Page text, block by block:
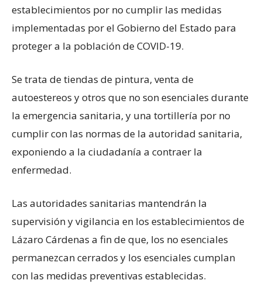
establecimientos por no cumplir las medidas
implementadas por el Gobierno del Estado para
proteger a la población de COVID-19.
Se trata de tiendas de pintura, venta de
autoestereos y otros que no son esenciales durante
la emergencia sanitaria, y una tortillería por no
cumplir con las normas de la autoridad sanitaria,
exponiendo a la ciudadanía a contraer la
enfermedad.
Las autoridades sanitarias mantendrán la
supervisión y vigilancia en los establecimientos de
Lázaro Cárdenas a fin de que, los no esenciales
permanezcan cerrados y los esenciales cumplan
con las medidas preventivas establecidas.